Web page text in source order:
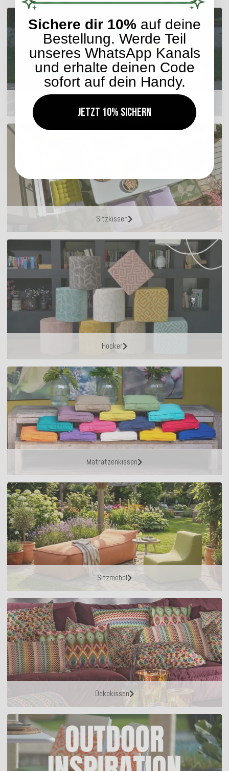
Sitzkissen
Hocker
Matratzenkissen
Sitzmöbel
Dekokissen
Sichere dir 10% auf deine
Bestellung. Werde Teil
unseres WhatsApp Kanals
und erhalte deinen Code
sofort auf dein Handy.
Jetzt 10% sichern